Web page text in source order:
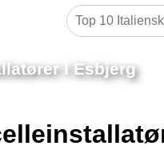
I Esbjerg